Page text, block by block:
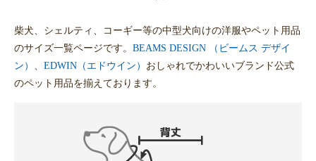
柴犬、シェルティ、コーギー等の中型犬向けの洋服やペット用品
のサイズ一覧ページです。 BEAMS DESIGN （ビームス デザイ
ン）
EDWIN（エドウイン） おしゃれでかわいいブランド公式
のペット用品を揃えております。